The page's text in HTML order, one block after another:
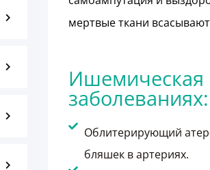
мертвые ткани
Ишемическая
заболеваниях:
Облитерирующий
бляшек в артериях.